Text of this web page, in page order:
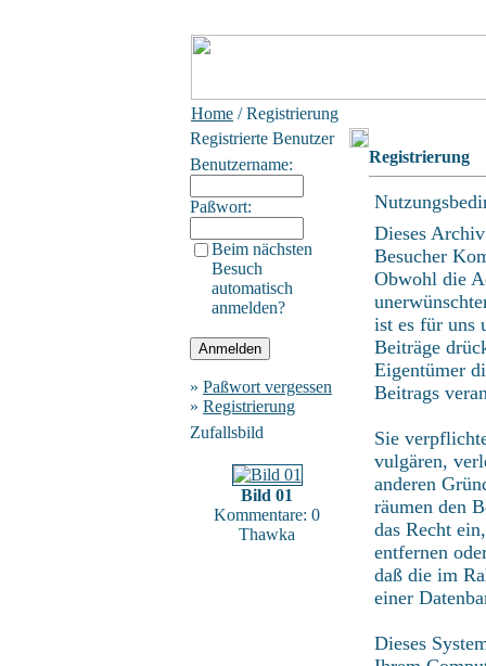
Home / Registrierung
Registrierte Benutzer
Benutzername:
Paßwort:
Beim nächsten
Besuch
automatisch
anmelden?
» Paßwort vergessen
» Registrierung
Zufallsbild
Bild 01
Kommentare: 0
Thawka
Registrierung
Dieses
Besucher
Obwohl die
ist es für uns
Beiträge
Eigentümer
Beitrags
Sie
vulgären,
anderen
räumen den
das Recht
entfernen
daß die im
einer
Dieses